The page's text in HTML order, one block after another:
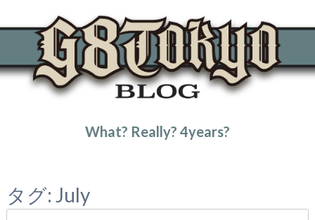
What? Really? 4years?
タグ: July